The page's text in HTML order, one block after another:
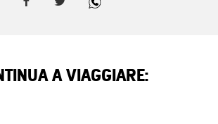
A VIAGGIARE: